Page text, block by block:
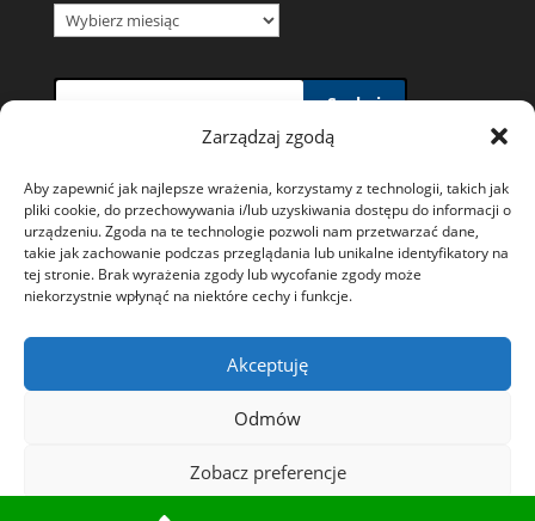
Zarządzaj zgodą
Aby zapewnić jak najlepsze wrażenia, korzystamy z technologii, takich jak
pliki cookie, do przechowywania i/lub uzyskiwania dostępu do informacji o
urządzeniu. Zgoda na te technologie pozwoli nam przetwarzać dane,
takie jak zachowanie podczas przeglądania lub unikalne identyfikatory na
tej stronie. Brak wyrażenia zgody lub wycofanie zgody może
niekorzystnie wpłynąć na niektóre cechy i funkcje.
Akceptuję
Odmów
Zobacz preferencje
Archiwum
Szukaj
Polityka prywatności i wykorzystywania plików
Cookies
Ochrona danych osobowych
Polityka plików cookies (EU)
Starostwo Powiatowe w Tarnowskich